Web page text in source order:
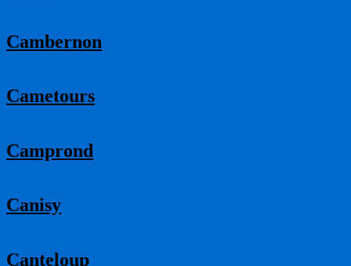
Cambernon
Cametours
Camprond
Canisy
Canteloup